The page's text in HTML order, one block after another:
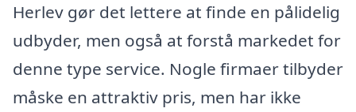
Herlev gør det lettere at finde en pålidelig
udbyder, men også at forstå markedet for
denne type service. Nogle firmaer tilbyder
måske en attraktiv pris, men har ikke